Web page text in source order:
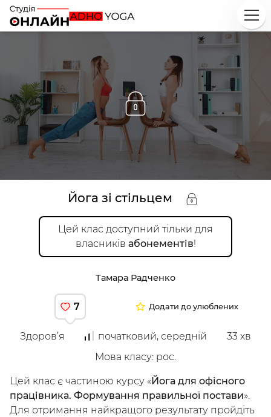
Досліджуй
Йога зі стільцем
Цей клас доступний тільки для
власників абонементів!
Тамара Радченко
7 Додати до улюблених
Здоров’я початковий, середній 33 хв
Мова класу: рос.
Цей клас є частиною курсу «Йога для офісного
працівника. Формування правильної постави».
Для отримання найкращого результату пройдіть